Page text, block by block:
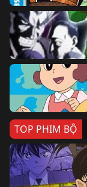
TOP PHIM BỘ